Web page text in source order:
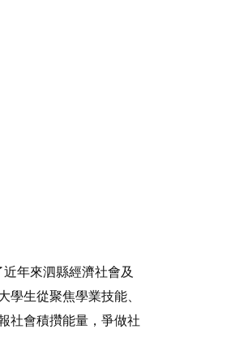
年來泗縣經濟社會及
生從聚焦學業技能、
社會積攢能量，爭做社